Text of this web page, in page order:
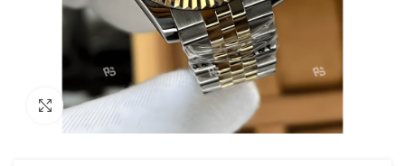
Görseli Büyütün